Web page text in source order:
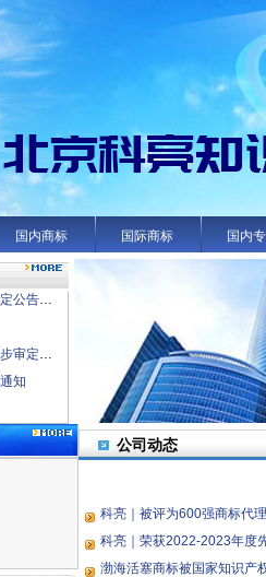
国内商标 国际商标 国内
科亮代理第1953-1960期商标初步审定公告名录
知
科亮代理第1961-1973期初步审定公告名录
科亮代理第1953-1960期商标初步审定公告名录
知
公司动态
科亮｜被评为600强商标代
科亮｜荣获2022-2023年度
渤海活塞商标被国家知识产